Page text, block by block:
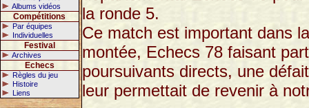
Albums vidéos
Compétitions
Par équipes
Individuelles
Festival
Archives
Echecs
Règles du jeu
Histoire
Liens
la ronde 5.
Ce match est important dans
montée, Echecs 78 faisant
poursuivants directs, une
leur permettait de revenir à